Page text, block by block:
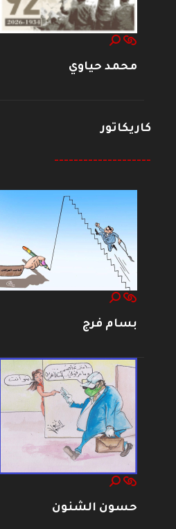
محمد حياوي
كاريكاتور
--------------------
بسام فرج
حسون الشنون